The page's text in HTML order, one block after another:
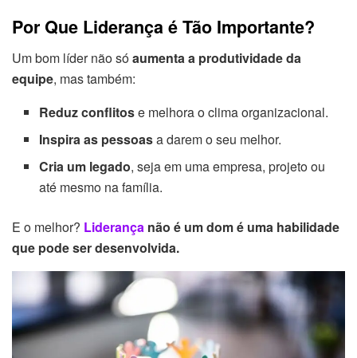
Por Que Liderança é Tão Importante?
Um bom líder não sóaumenta a produtividade da
equipe, mas também:
Reduz conflitose melhora o clima organizacional.
Inspira as pessoasa darem o seu melhor.
Cria um legado, seja em uma empresa, projeto ou
até mesmo na família.
E o melhor? Liderança não é um dom é uma habilidade
que pode ser desenvolvida.